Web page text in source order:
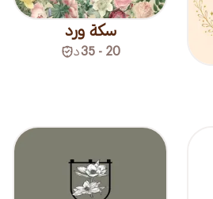
سكة ورد
20 - 35 د